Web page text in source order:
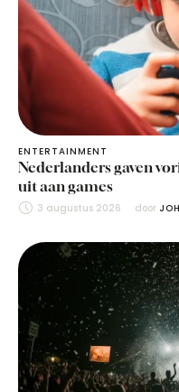
ENTERTAINMENT
Nederlanders gaven
uit aan games
3 augustus 2026 door